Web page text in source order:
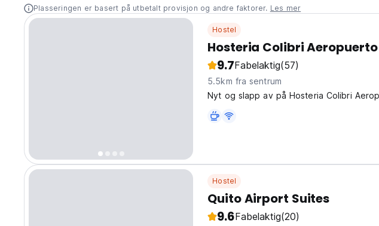
Plasseringen er basert på utbetalt provisjon og andre faktorer. Les mer
Hostel
Hosteria Colibri Aeropuerto
9.7Fabelaktig(57)
5.5km fra sentrum
Nyt og slapp av på Hosteria Colibri
Hostel
Quito Airport Suites
9.6Fabelaktig(20)